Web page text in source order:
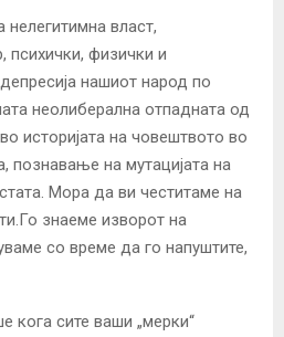
власт,
психички, физички и
нашиот народ по
неолиберална отпадната од
историјата на човештвото во
познавање на мутацијата на
Мора да ви честитаме на
знаеме изворот на
со време да го напуштите,
сите ваши „мерки“